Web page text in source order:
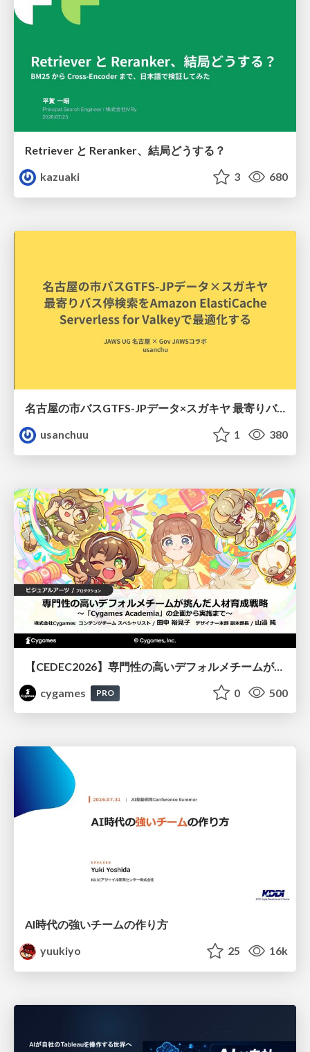
Retriever と Reranker、結局どうする？
kazuaki
3 680
名古屋の市バスGTFS-JPデータ×スガキヤ 最寄りバス停検索をAmazon ElastiCache Serverless for Valkeyで最適化する
usanchuu
1 380
【CEDEC2026】専門性の高いデフォルメチームが挑んだ人材育成戦略 〜Cygames Academiaの企画から実施まで〜
cygames
PRO 0 500
AI時代の強いチームの作り方
yuukiyo
25 16k